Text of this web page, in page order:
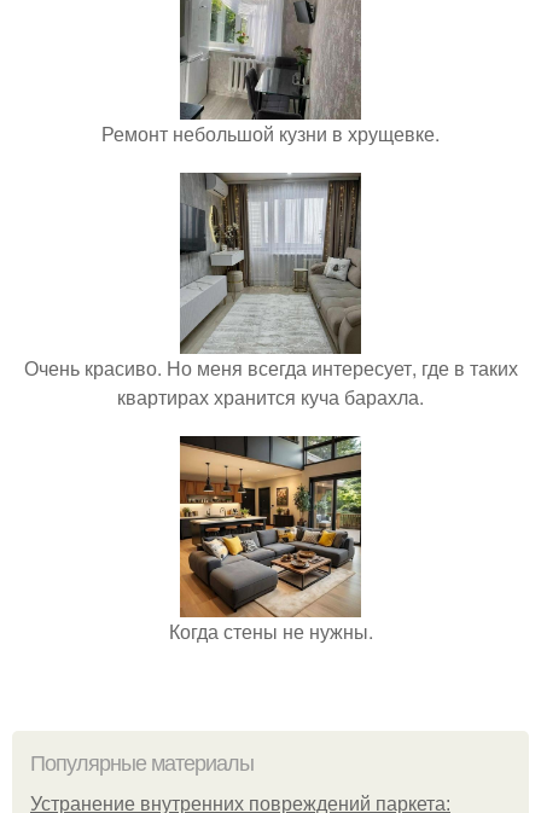
Ремонт небольшой кузни в хрущевке.
Очень красиво. Но меня всегда интересует, где в таких
квартирах хранится куча барахла.
Когда стены не нужны.
Популярные материалы
Устранение внутренних повреждений паркета: